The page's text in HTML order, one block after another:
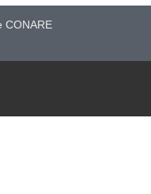
CONARE